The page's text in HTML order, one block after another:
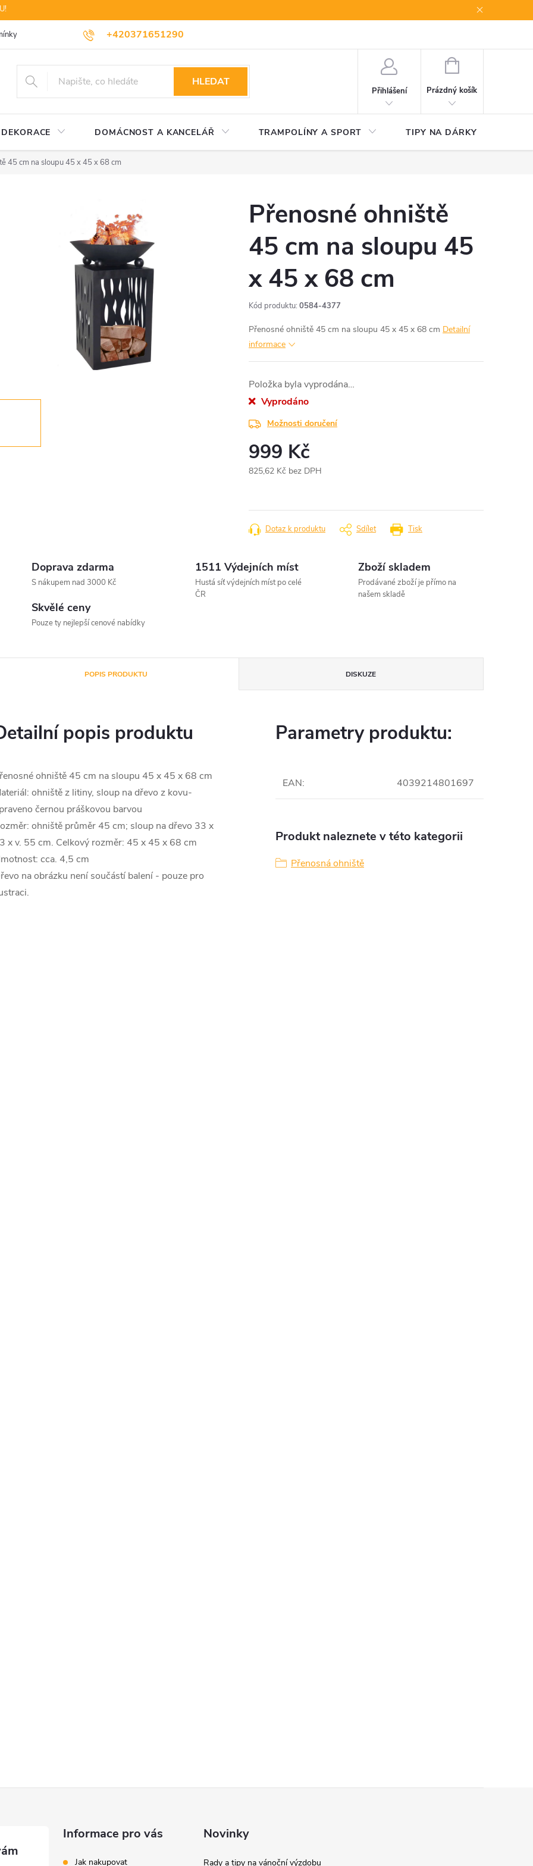
+420371651290
ochrany osobních údajů Dopravné Likvidace elektrozařízení
HLEDAT
Přihlášení
NÁKUPNÍ
Prázdný košík
DEKORACE DOMÁCNOST A KANCELÁŘ TRAMPOLÍNY A SPORT TIPY NA DÁRKY
45 cm na sloupu 45 x 45 x 68 cm
Přenosné ohniště
45 cm na sloupu 45
x 45 x 68 cm
Kód produktu: 0584-4377
Přenosné ohniště 45 cm na sloupu 45 x 45 x 68 cm Detailní
informace
Položka byla vyprodána…
Vyprodáno
Možnosti doručení
999 Kč
825,62 Kč bez DPH
Tisk
Dotaz k produktu Sdílet
Doprava zdarma
S nákupem nad 3000 Kč
1511 Výdejních míst
Hustá síť výdejních míst po celé
ČR
Zboží skladem
Prodávané zboží je přímo na
našem skladě
Skvělé ceny
Pouze ty nejlepší cenové nabídky
POPIS PRODUKTU DISKUZE
popis produktu
ohniště 45 cm na sloupu 45 x 45 x 68 cm
ohniště z litiny, sloup na dřevo z kovu-
černou práškovou barvou
ohniště průměr 45 cm; sloup na dřevo 33 x
x v. 55 cm. Celkový rozměr: 45 x 45 x 68 cm
cca. 4,5 cm
na obrázku není součástí balení - pouze pro
Parametry produktu:
EAN: 4039214801697
Produkt naleznete v této kategorii
Přenosná ohniště
Informace pro vás
Jak nakupovat
Novinky
Rady a tipy na vánoční výzdobu